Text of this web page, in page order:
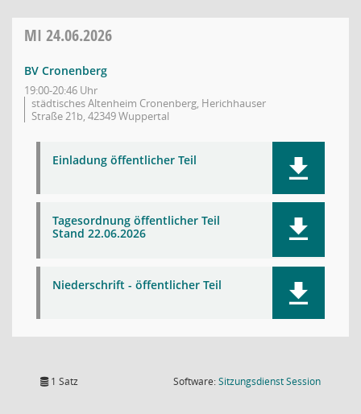
MI 24.06.2026
BV Cronenberg
19:00-20:46 Uhr
städtisches Altenheim Cronenberg, Herichhauser
Straße 21b, 42349 Wuppertal
Einladung öffentlicher Teil
Tagesordnung öffentlicher Teil
Stand 22.06.2026
Niederschrift - öffentlicher Teil
1 Satz Software:SitzungsdienstSession(Wird in